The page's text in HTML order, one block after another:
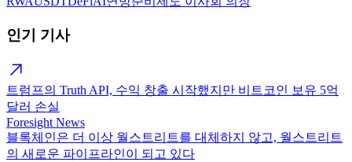
인기 기사
트럼프의 Truth API, 수익 창출 시작했지만 비트코인 보유 5억
달러 손실
Foresight News
블록체인은 더 이상 월스트리트를 대체하지 않고, 월스트리트
의 새로운 파이프라인이 되고 있다